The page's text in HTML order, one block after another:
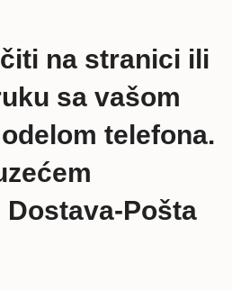
na stranici ili
sa vašom
telefona.
Dostava-Pošta